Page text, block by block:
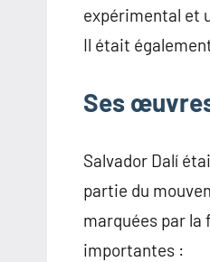
expérimental et
Il était
Ses
Salvador Dalí
partie du
marquées par la
importantes :